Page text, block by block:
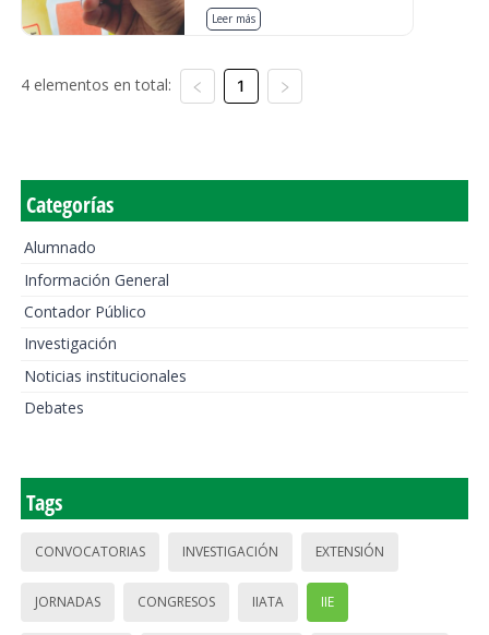
Leer más
4 elementos en total: 1
Categorías
Alumnado
Información General
Contador Público
Investigación
Noticias institucionales
Debates
Tags
CONVOCATORIAS INVESTIGACIÓN EXTENSIÓN
JORNADAS CONGRESOS IIATA IIE